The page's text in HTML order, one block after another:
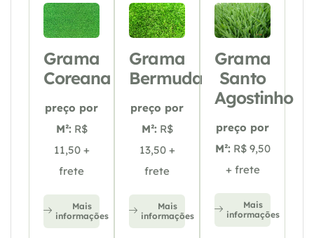
Grama
Coreana
preço por
M²: R$
11,50 +
frete
Mais
informações
Grama
Bermuda
preço por
M²: R$
13,50 +
frete
Mais
informações
Grama
Santo
Agostinho
preço por
M²: R$ 9,50
+ frete
Mais
informações